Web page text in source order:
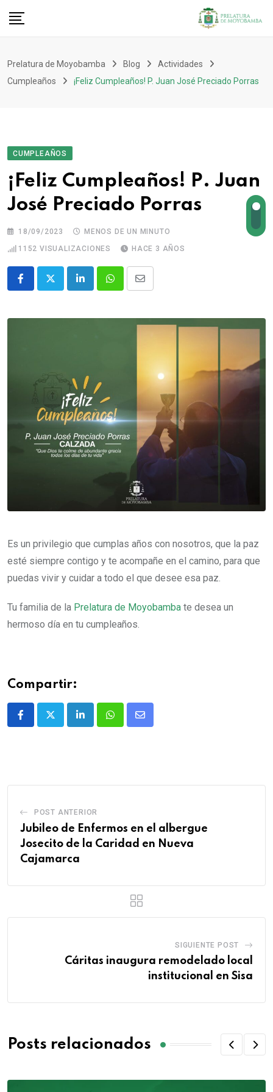
Prelatura de Moyobamba Blog
Actividades
Cumpleaños
¡Feliz Cumpleaños! P. Juan José Preciado Porras
CUMPLEAÑOS
¡Feliz Cumpleaños! P. Juan
José Preciado Porras
18/09/2023
MENOS DE UN MINUTO
1152 VISUALIZACIONES HACE 3 AÑOS
Es un privilegio que cumplas años con nosotros, que la paz
esté siempre contigo y te acompañe en el camino, para que
puedas vivir y cuidar a todo el que desee esa paz.
Tu familia de la Prelatura de Moyobamba te desea un
hermoso día en tu cumpleaños.
Compartir:
POST ANTERIOR
Jubileo de Enfermos en el albergue
Josecito de la Caridad en Nueva
Cajamarca
SIGUIENTE POST
Cáritas inaugura remodelado local
institucional en Sisa
Posts relacionados